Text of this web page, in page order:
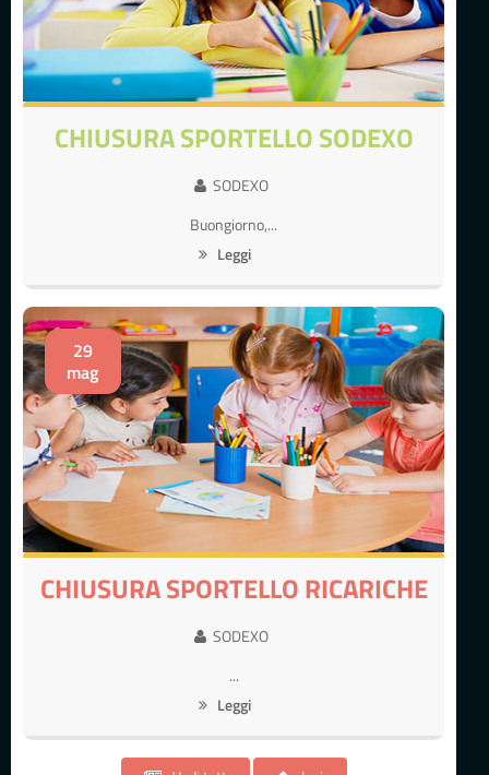
CHIUSURA SPORTELLO SODEXO
SODEXO
Buongiorno,...
Leggi
29
mag
CHIUSURA SPORTELLO RICARICHE
SODEXO
...
Leggi